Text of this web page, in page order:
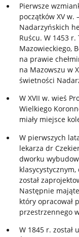
Pierwsze
początków XV w.
Nadarzyńskich
Ruścu. W 1453 r.
Mazowieckiego,
na prawie
na Mazowszu w
świetności
W XVII w. wieś
Wielkiego
miały miejsce
W pierwszych
lekarza dr
dworku
został
Następnie
który opracował
przestrzennego
W 1845 r. został